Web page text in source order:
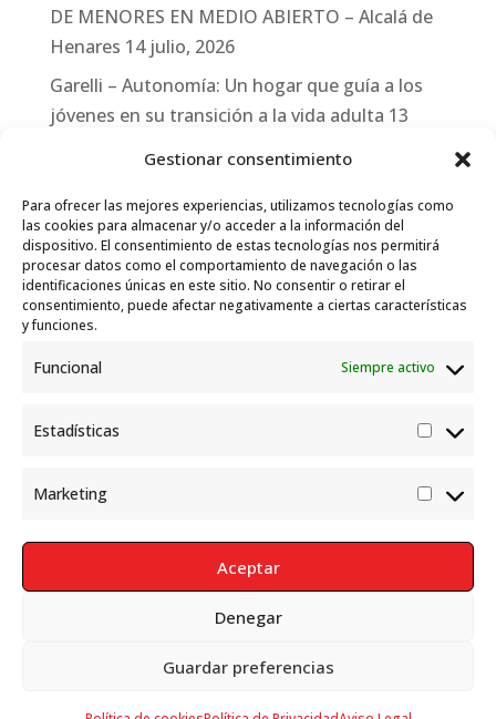
Gestionar consentimiento
Para ofrecer las mejores experiencias, utilizamos tecnologías como
las cookies para almacenar y/o acceder a la información del
dispositivo. El consentimiento de estas tecnologías nos permitirá
procesar datos como el comportamiento de navegación o las
identificaciones únicas en este sitio. No consentir o retirar el
consentimiento, puede afectar negativamente a ciertas características
y funciones.
Funcional Siempre activo
Estadísticas
Marketing
Aceptar
Denegar
Guardar preferencias
DE MENORES EN MEDIO ABIERTO – Alcalá de
Henares 14 julio, 2026
Garelli – Autonomía: Un hogar que guía a los
jóvenes en su transición a la vida adulta 13
Garelli-Refugio: Acciones de empleo en el
marco del Sistema de Acogida de Protección
Internacional 10 julio, 2026
Política de Privacidad